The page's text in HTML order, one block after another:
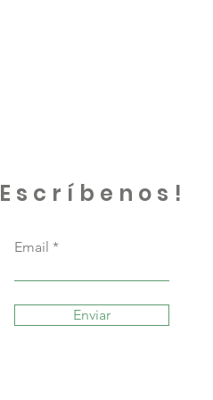
Escríbenos!
Email
Enviar